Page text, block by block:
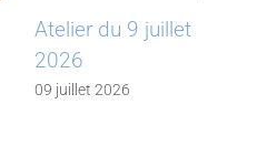
Atelier du 9 juillet
2026
09 juillet 2026